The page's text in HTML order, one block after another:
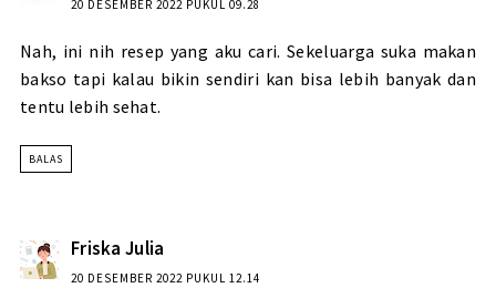
20 DESEMBER 2022 PUKUL 09.28
Nah, ini nih resep yang aku cari. Sekeluarga suka makan
bakso tapi kalau bikin sendiri kan bisa lebih banyak dan
tentu lebih sehat.
BALAS
Friska Julia
20 DESEMBER 2022 PUKUL 12.14